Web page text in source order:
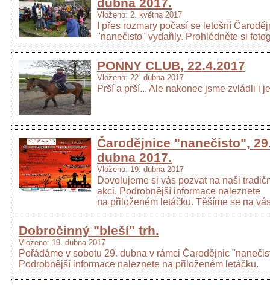
Vloženo: 2. května 2017
I přes rozmary počasí se letošní
"nanečisto" vydařily. Prohlédněte si
PONNY CLUB, 22.4.2017
Vloženo: 22. dubna 2017
Prší a prší... Ale nakonec jsme zvládli i
Čarodějnice "nanečisto",
dubna 2017.
Vloženo: 19. dubna 2017
Dovolujeme si vás pozvat na naši
akci. Podrobnější informace naleznete
na přiloženém letáčku. Těšíme se na
Dobročinný "bleší" trh.
Vloženo: 19. dubna 2017
Pořádáme v sobotu 29. dubna v rámci Čarodějnic
Podrobnější informace naleznete na přiloženém letáčku.